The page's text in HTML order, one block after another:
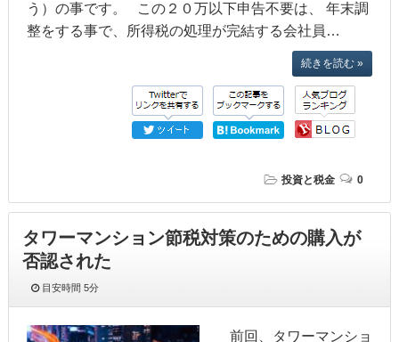
う）の事です。 この２０万以下申告不要は、 年末調
整をする事で、所得税の処理が完結する会社員…
続きを読む »
投資と税金 0
タワーマンション節税対策のための購入が
否認された
目安時間5分
前回、タワーマンショ